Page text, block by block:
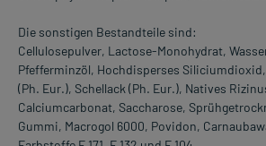
Die sonstigen Bestandteile sind:
Cellulosepulver, Lactose-Monohydrat,
Pfefferminzöl, Hochdisperses
(Ph. Eur.), Schellack (Ph. Eur.), Natives
Calciumcarbonat, Saccharose,
Gummi, Macrogol 6000, Povidon,